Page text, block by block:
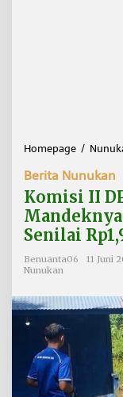
Homepage /
Berita Nunukan
Komisi II
Senilai
Benuanta06
11 Juni
Nunukan